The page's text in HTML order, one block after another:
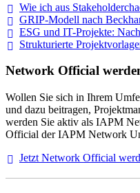
Wie ich aus
GRIP-Modell nach
ESG und IT-Projekte:
Strukturierte
Network Official
Wollen Sie sich in Ihrem
und dazu beitragen,
werden Sie aktiv als IAPM
Official der IAPM Network
Jetzt Network Official